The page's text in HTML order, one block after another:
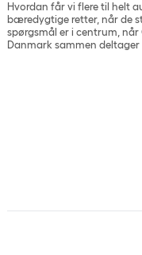
Hvordan får vi flere til helt
bæredygtige retter, når de
spørgsmål er i centrum,
Danmark sammen deltager